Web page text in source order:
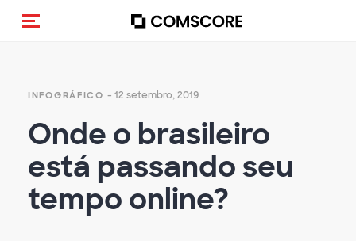
Alternar navegação
INFOGRÁFICO - 12 setembro, 2019
Onde o brasileiro
está passando seu
tempo online?